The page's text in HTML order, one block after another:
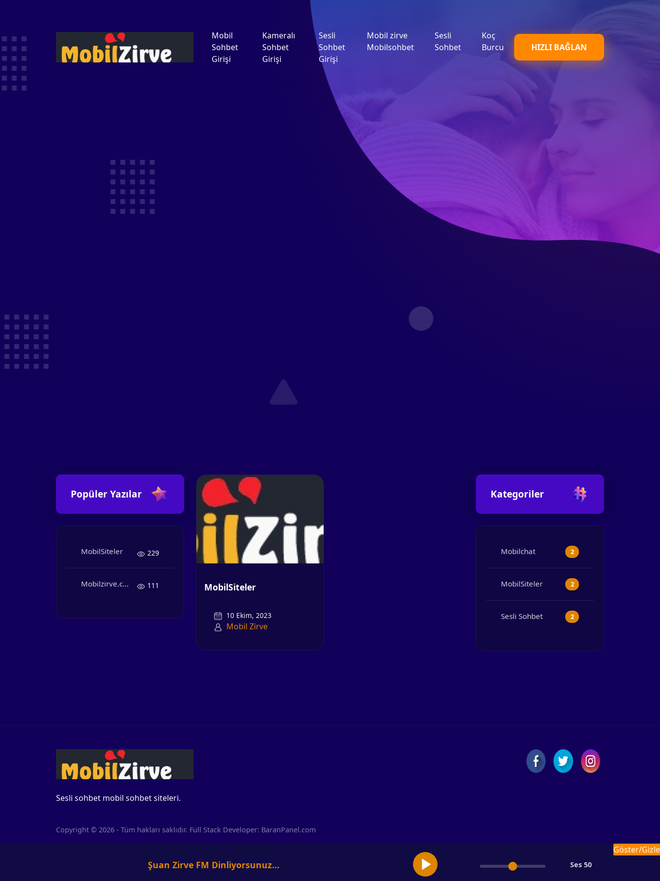
Mobil
Sohbet
Girişi
Kameralı
Sohbet
Girişi
Sesli
Sohbet
Girişi
Mobil zirve
Mobilsohbet
Sesli
Sohbet
Koç
Burcu
HIZLI BAĞLAN
Popüler Yazılar
MobilSiteler 229
Mobilzirve.com Sitemiz online 111 MobilSiteler
10 Ekim, 2023
Mobil Zirve
Kategoriler
Mobilchat 2
MobilSiteler 2
Sesli Sohbet 2
Sesli sohbet mobil sohbet siteleri.
Copyright © 2026 - Tüm hakları saklıdır. Full Stack Developer: BaranPanel.com
Göster/Gizle
Şuan Zirve FM Dinliyorsunuz... Ses 50